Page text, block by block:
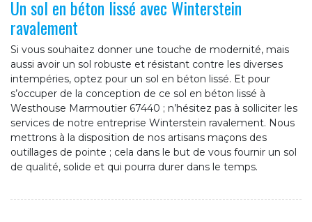
Un sol en béton lissé avec Winterstein
ravalement
Si vous souhaitez donner une touche de modernité, mais
aussi avoir un sol robuste et résistant contre les diverses
intempéries, optez pour un sol en béton lissé. Et pour
s’occuper de la conception de ce sol en béton lissé à
Westhouse Marmoutier 67440 ; n’hésitez pas à solliciter les
services de notre entreprise Winterstein ravalement. Nous
mettrons à la disposition de nos artisans maçons des
outillages de pointe ; cela dans le but de vous fournir un sol
de qualité, solide et qui pourra durer dans le temps.